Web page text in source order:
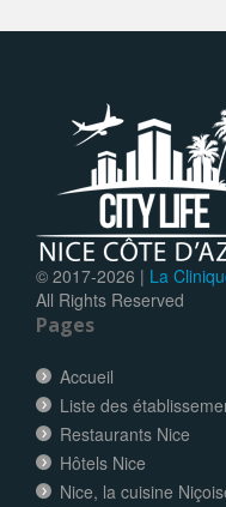
© 2017-2026 | La
All Rights Reserved
Pages
Accueil
Liste des
Restaurants Nice
Hôtels Nice
Nice, la cuisine